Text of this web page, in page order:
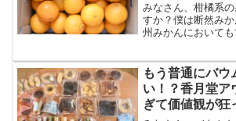
みなさん、柑橘系
すか？僕は断然み
州みかんにおいても
もう普通にバウ
い！？香月堂ア
ぎて価値観が狂